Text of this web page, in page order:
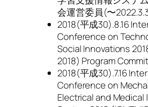
会運営委員(〜
2018(平成30).8.16
Conference on
Social Innovations
2018) Program
2018(平成30).7.16
Conference on
Electrical and